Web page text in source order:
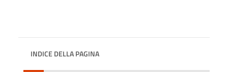
INDICE DELLA PAGINA